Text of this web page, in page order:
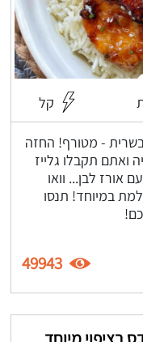
קל
- מטורף! החזה
תקבלו גלייז
אורז לבן... וואו
במיוחד! תנסו
49943